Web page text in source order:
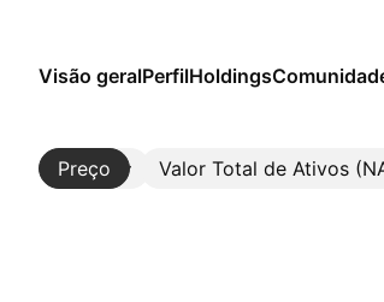
Visão geralPerfilHoldings
Preço Valor Total de Ativos
Mais